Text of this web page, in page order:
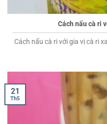
Cách nấu cà ri
Cách nấu cà ri với gia vị cà ri
21
Th5